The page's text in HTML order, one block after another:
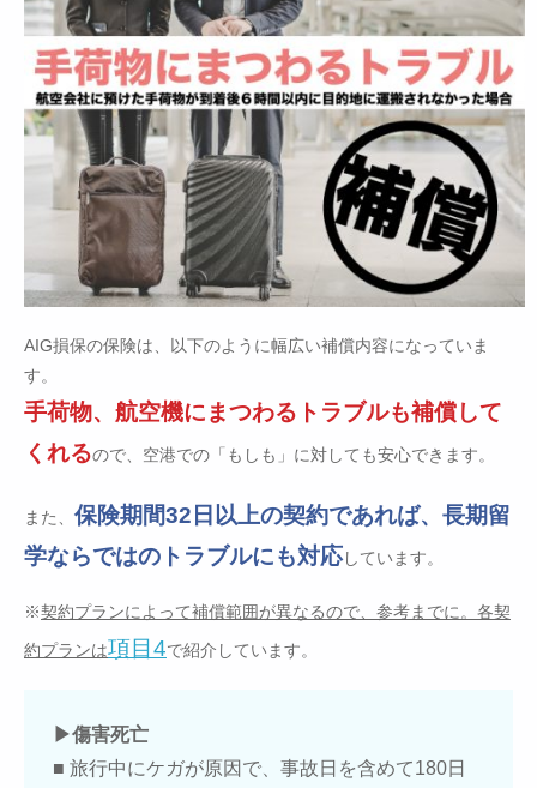
AIG損保の保険は、以下のように幅広い補償内容になっていま
す。
手荷物、航空機にまつわるトラブルも補償して
くれるので、空港での「もしも」に対しても安心できます。
また、 保険期間32日以上の契約であれば、長期留
学ならではのトラブルにも対応しています。
※契約プランによって補償範囲が異なるので、参考までに。各契
約プランは項目4で紹介しています。
▶傷害死亡
■ 旅行中にケガが原因で、事故日を含めて180日